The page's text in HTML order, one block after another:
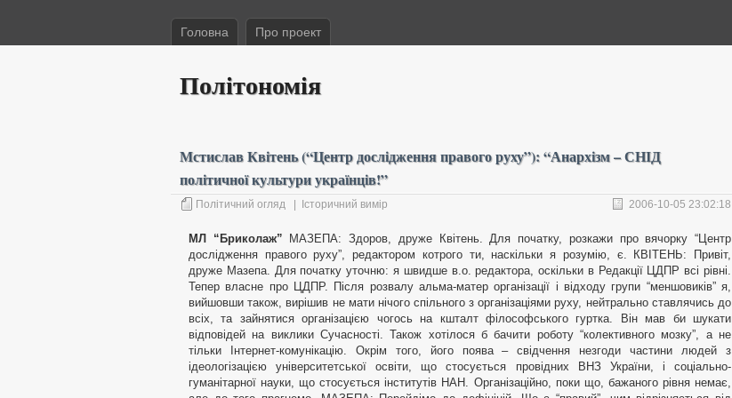
Головна Про проект
Політономія
Мстислав Квітень (“Центр дослідження правого руху”): “Анархізм – СНІД
політичної культури українців!”
Політичний огляд Історичний вимір 2006-10-05 23:02:18
МЛ “Бриколаж” МАЗЕПА: Здоров, друже Квітень. Для початку, розкажи про вячорку “Центр
дослідження правого руху”, редактором котрого ти, наскільки я розумію, є. КВІТЕНЬ: Привіт,
друже Мазепа. Для початку уточню: я швидше в.о. редактора, оскільки в Редакції ЦДПР всі рівні.
Тепер власне про ЦДПР. Після розвалу альма-матер організації і відходу групи “меншовиків” я,
вийшовши також, вирішив не мати нічого спільного з організаціями руху, нейтрально ставлячись до
всіх, та зайнятися організацією чогось на кшталт філософського гуртка. Він мав би шукати
відповідей на виклики Сучасності. Також хотілося б бачити роботу “колективного мозку”, а не
тільки Інтернет-комунікацію. Окрім того, його поява – свідчення незгоди частини людей з
ідеологізацією університетської освіти, що стосується провідних ВНЗ України, і соціально-
гуманітарної науки, що стосується інститутів НАН. Організаційно, поки що, бажаного рівня немає,